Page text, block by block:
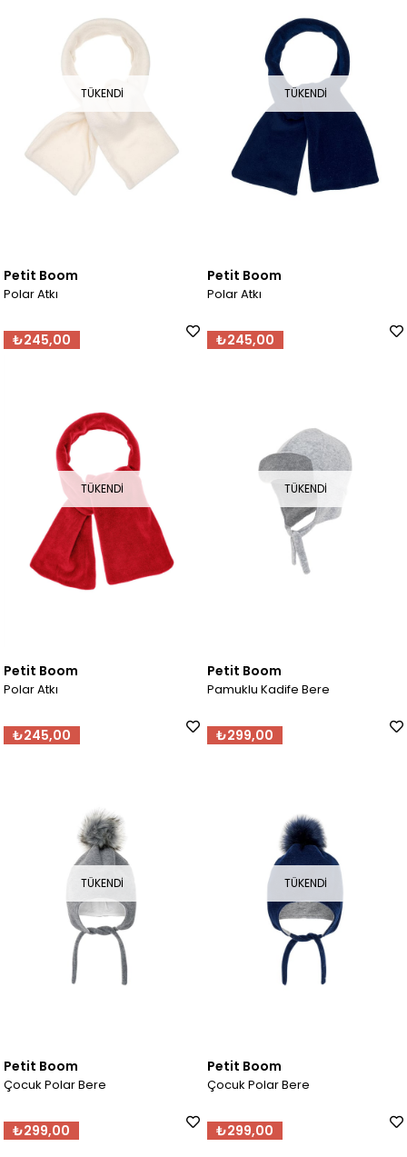
TÜKENDI
Petit Boom
Polar Atkı
₺245,00
TÜKENDI
Petit Boom
Polar Atkı
₺245,00
TÜKENDI
Petit Boom
Polar Atkı
₺245,00
TÜKENDI
Petit Boom
Pamuklu Kadife Bere
₺299,00
TÜKENDI
Petit Boom
Çocuk Polar Bere
₺299,00
TÜKENDI
Petit Boom
Çocuk Polar Bere
₺299,00